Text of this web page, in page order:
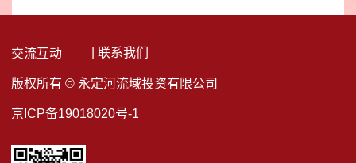
交流互动 | 联系我们
版权所有 © 永定河流域投资有限公司
京ICP备19018020号-1